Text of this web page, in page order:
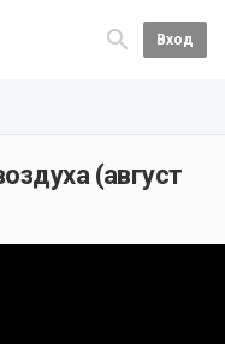
Вход
(август